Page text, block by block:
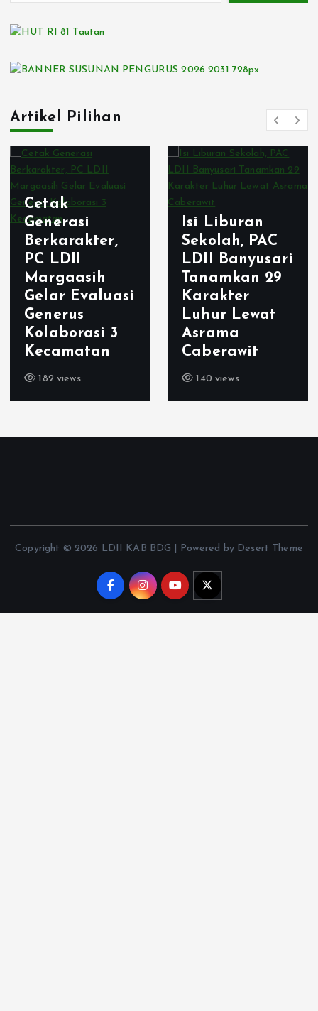
Artikel Pilihan
Cetak
Generasi
Berkarakter,
PC LDII
Margaasih
Gelar Evaluasi
Generus
Kolaborasi 3
Kecamatan
182 views
Isi Liburan
Sekolah, PAC
LDII Banyusari
Tanamkan 29
Karakter
Luhur Lewat
Asrama
Caberawit
140 views
Copyright © 2026 LDII KAB BDG | Powered by Desert Theme